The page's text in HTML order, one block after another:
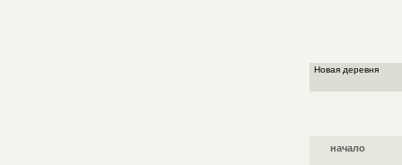
Новая деревня
начало